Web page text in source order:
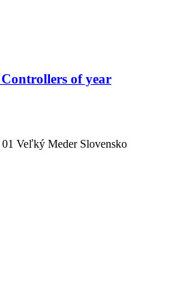
of year
Veľký Meder Slovensko